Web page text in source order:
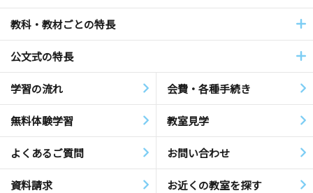
教科・教材ごとの特長
公文式の特長
学習の流れ 会費・各種手続き
無料体験学習 教室見学
よくあるご質問 お問い合わせ
資料請求 お近くの教室を探す